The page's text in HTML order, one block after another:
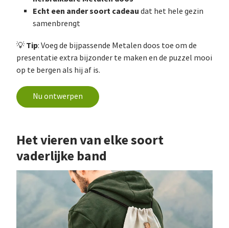
Echt een ander soort cadeau dat het hele gezin
samenbrengt
💡 Tip: Voeg de bijpassende Metalen doos toe om de
presentatie extra bijzonder te maken en de puzzel mooi
op te bergen als hij af is.
Nu ontwerpen
Het vieren van elke soort
vaderlijke band